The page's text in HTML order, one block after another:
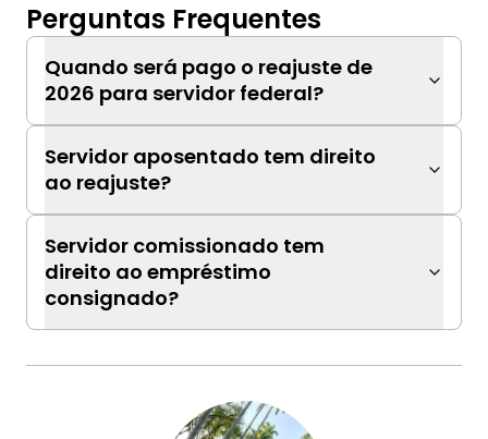
Perguntas Frequentes
Quando será pago o reajuste de
2026 para servidor federal?
Servidor aposentado tem direito
ao reajuste?
Servidor comissionado tem
direito ao empréstimo
consignado?